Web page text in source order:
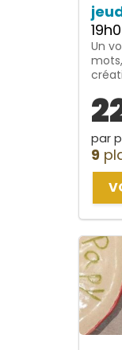
Un
par
9